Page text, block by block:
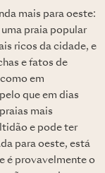
mais para oeste:
praia popular
ricos da cidade, e
e fatos de
em
que em dias
mais
e pode ter
para oeste, está
é provavelmente o